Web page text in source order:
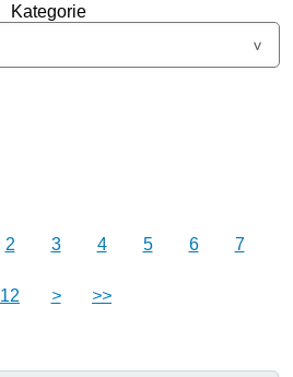
Kategorie
2 3 4 5 6 7
12 > >>